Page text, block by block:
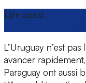
Lire aussi :
L’Uruguay n’est
avancer
Paraguay ont aussi